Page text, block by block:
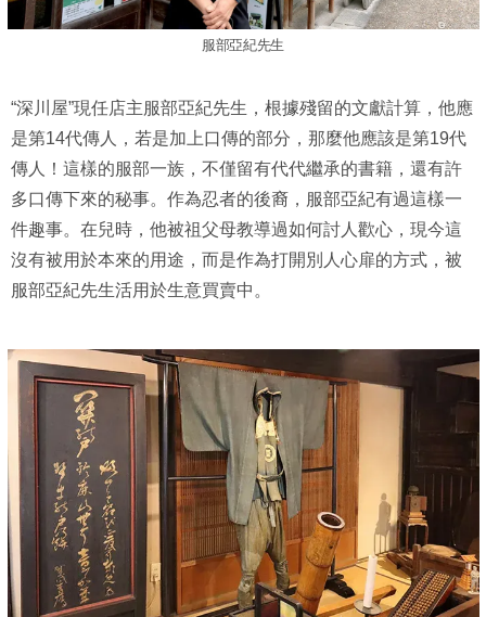
服部亞紀先生
“深川屋”現任店主服部亞紀先生，根據殘留的文獻計算，他應
是第14代傳人，若是加上口傳的部分，那麼他應該是第19代
傳人！這樣的服部一族，不僅留有代代繼承的書籍，還有許
多口傳下來的秘事。作為忍者的後裔，服部亞紀有過這樣一
件趣事。在兒時，他被祖父母教導過如何討人歡心，現今這
沒有被用於本來的用途，而是作為打開別人心扉的方式，被
服部亞紀先生活用於生意買賣中。